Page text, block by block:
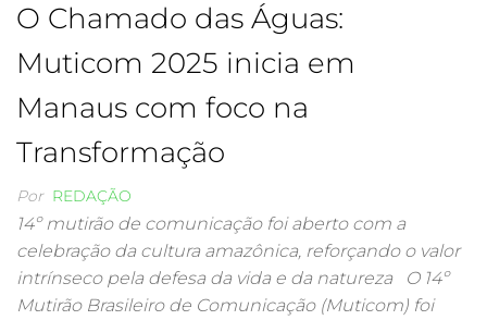
O Chamado das Águas:
Muticom 2025 inicia em
Manaus com foco na
Transformação
Por REDAÇÃO
14º mutirão de comunicação foi aberto com a
celebração da cultura amazônica, reforçando o valor
intrínseco pela defesa da vida e da natureza O 14º
Mutirão Brasileiro de Comunicação (Muticom) foi